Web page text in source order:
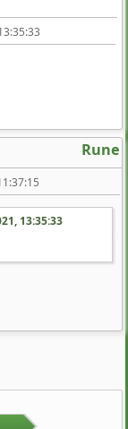
Rune
13:35:33